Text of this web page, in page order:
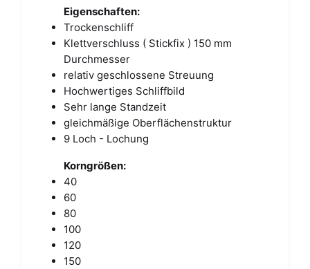
Eigenschaften:
Trockenschliff
Klettverschluss ( Stickfix ) 150 mm
Durchmesser
relativ geschlossene Streuung
Hochwertiges Schliffbild
Sehr lange Standzeit
gleichmäßige Oberflächenstruktur
9 Loch - Lochung
Korngrößen:
40
60
80
100
120
150